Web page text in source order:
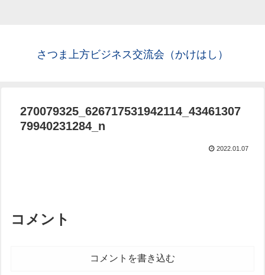
さつま上方ビジネス交流会（かけはし）
270079325_626717531942114_43461307
79940231284_n
2022.01.07
コメント
コメントを書き込む